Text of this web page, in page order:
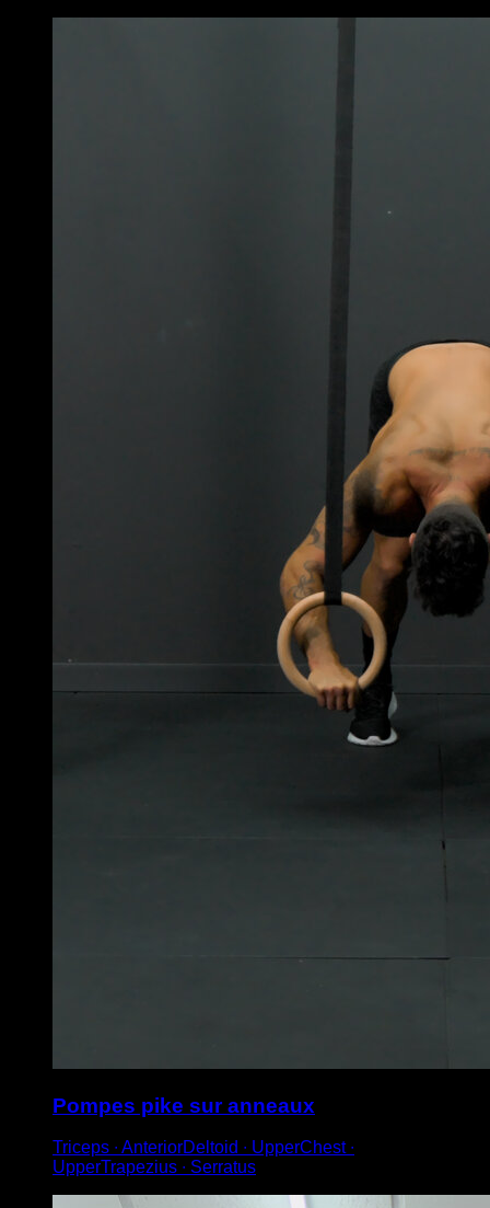
Pompes pike sur anneaux
Triceps ∙ AnteriorDeltoid ∙ UpperChest ∙
UpperTrapezius ∙ Serratus